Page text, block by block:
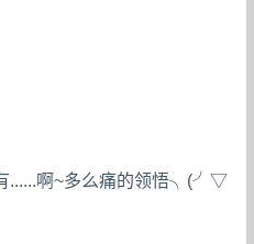
......啊~多么痛的领悟╮(╯▽